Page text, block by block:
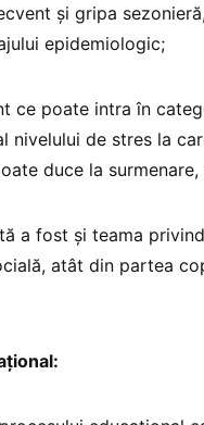
și gripa
epidemiologic;
ce poate intra în
nivelului de stres la
duce la
a fost și teama
atât din partea